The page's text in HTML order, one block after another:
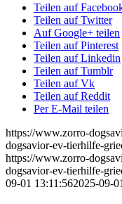
Teilen auf
Teilen auf Twitter
Auf Google+ teilen
Teilen auf Pinterest
Teilen auf Linkedin
Teilen auf Tumblr
Teilen auf Vk
Teilen auf Reddit
Per E-Mail teilen
https://www.zorro-
dogsavior-ev-tierhilfe-
https://www.zorro-
dogsavior-ev-tierhilfe-
09-01 13:11:562025-09-